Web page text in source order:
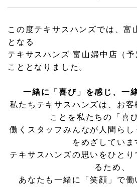
この度テキサスハンズでは、富
となる
テキサスハンズ 富山婦中店（
こととなりました。
一緒に「喜び」を感じ、一
私たちテキサスハンズは、お客
ことを私たちの「喜
働くスタッフみんなが人間らし
をめざしていま
テキサスハンズの思いをひとり
るため、
あなたも一緒に「笑顔」で働